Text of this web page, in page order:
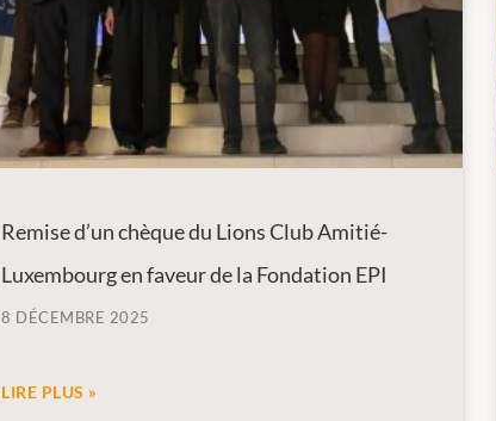
Remise d’un chèque du Lions Club Amitié-
Luxembourg en faveur de la Fondation EPI
8 DÉCEMBRE 2025
LIRE PLUS »